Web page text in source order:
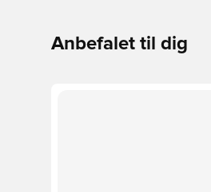
Anbefalet til dig